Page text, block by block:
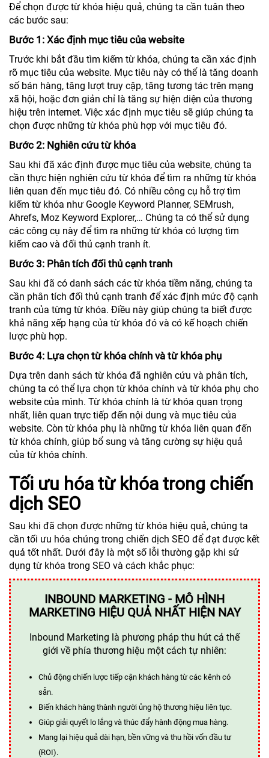
Để chọn được từ khóa hiệu quả, chúng ta cần tuân theo
các bước sau:
Bước 1: Xác định mục tiêu của website
Trước khi bắt đầu tìm kiếm từ khóa, chúng ta cần xác định
rõ mục tiêu của website. Mục tiêu này có thể là tăng doanh
số bán hàng, tăng lượt truy cập, tăng tương tác trên mạng
xã hội, hoặc đơn giản chỉ là tăng sự hiện diện của thương
hiệu trên internet. Việc xác định mục tiêu sẽ giúp chúng ta
chọn được những từ khóa phù hợp với mục tiêu đó.
Bước 2: Nghiên cứu từ khóa
Sau khi đã xác định được mục tiêu của website, chúng ta
cần thực hiện nghiên cứu từ khóa để tìm ra những từ khóa
liên quan đến mục tiêu đó. Có nhiều công cụ hỗ trợ tìm
kiếm từ khóa như Google Keyword Planner, SEMrush,
Ahrefs, Moz Keyword Explorer,… Chúng ta có thể sử dụng
các công cụ này để tìm ra những từ khóa có lượng tìm
kiếm cao và đối thủ cạnh tranh ít.
Bước 3: Phân tích đối thủ cạnh tranh
Sau khi đã có danh sách các từ khóa tiềm năng, chúng ta
cần phân tích đối thủ cạnh tranh để xác định mức độ cạnh
tranh của từng từ khóa. Điều này giúp chúng ta biết được
khả năng xếp hạng của từ khóa đó và có kế hoạch chiến
lược phù hợp.
Bước 4: Lựa chọn từ khóa chính và từ khóa phụ
Dựa trên danh sách từ khóa đã nghiên cứu và phân tích,
chúng ta có thể lựa chọn từ khóa chính và từ khóa phụ cho
website của mình. Từ khóa chính là từ khóa quan trọng
nhất, liên quan trực tiếp đến nội dung và mục tiêu của
website. Còn từ khóa phụ là những từ khóa liên quan đến
từ khóa chính, giúp bổ sung và tăng cường sự hiệu quả
của từ khóa chính.
Tối ưu hóa từ khóa trong chiến
dịch SEO
Sau khi đã chọn được những từ khóa hiệu quả, chúng ta
cần tối ưu hóa chúng trong chiến dịch SEO để đạt được kết
quả tốt nhất. Dưới đây là một số lỗi thường gặp khi sử
dụng từ khóa trong SEO và cách khắc phục:
INBOUND MARKETING - MÔ HÌNH
MARKETING HIỆU QUẢ NHẤT HIỆN NAY
Inbound Marketing là phương pháp thu hút cả thế
giới về phía thương hiệu một cách tự nhiên:
Chủ động chiến lược tiếp cận khách hàng từ các kênh có
sẵn.
Biến khách hàng thành người ủng hộ thương hiệu liên tục.
Giúp giải quyết lo lắng và thúc đẩy hành động mua hàng.
Mang lại hiệu quả dài hạn, bền vững và thu hồi vốn đầu tư
(ROI).